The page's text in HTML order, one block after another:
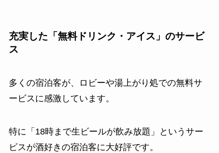
充実した「無料ドリンク・アイス」のサービ
ス
多くの宿泊客が、ロビーや湯上がり処での無料サ
ービスに感激しています。
特に「18時まで生ビールが飲み放題」というサー
ビスが酒好きの宿泊客に大好評です。